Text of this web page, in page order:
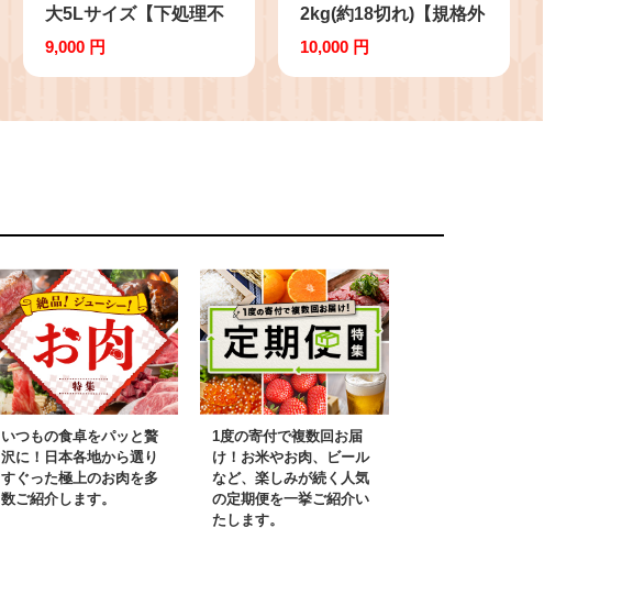
大5Lサイズ【下処理不
要 小分け 850g×2P 訳
G4142
9,000 円
2kg(約18切れ)【規格外
甘塩 バラ凍結 海鮮 魚
理 家計応援】 G4139
10,000 円
いつもの食卓をパッと贅
沢に！日本各地から選り
すぐった極上のお肉を多
数ご紹介します。
1度の寄付で複数回お届
け！お米やお肉、ビール
など、楽しみが続く人気
の定期便を一挙ご紹介い
たします。